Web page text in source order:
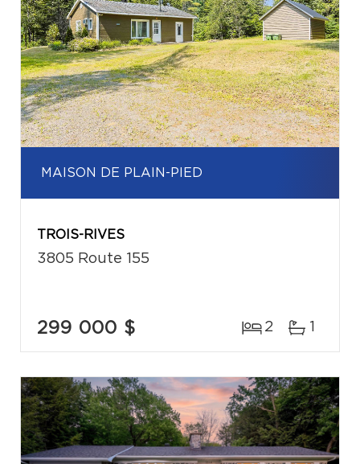
MAISON DE PLAIN-PIED
TROIS-RIVES
3805 Route 155
299 000 $ 2 1